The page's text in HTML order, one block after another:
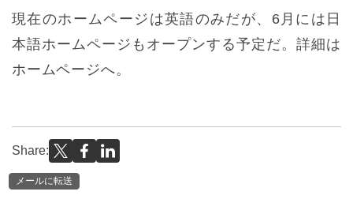
現在のホームページは英語のみだが、6月には日
本語ホームページもオープンする予定だ。詳細は
ホームページへ。
Share:
メールに転送